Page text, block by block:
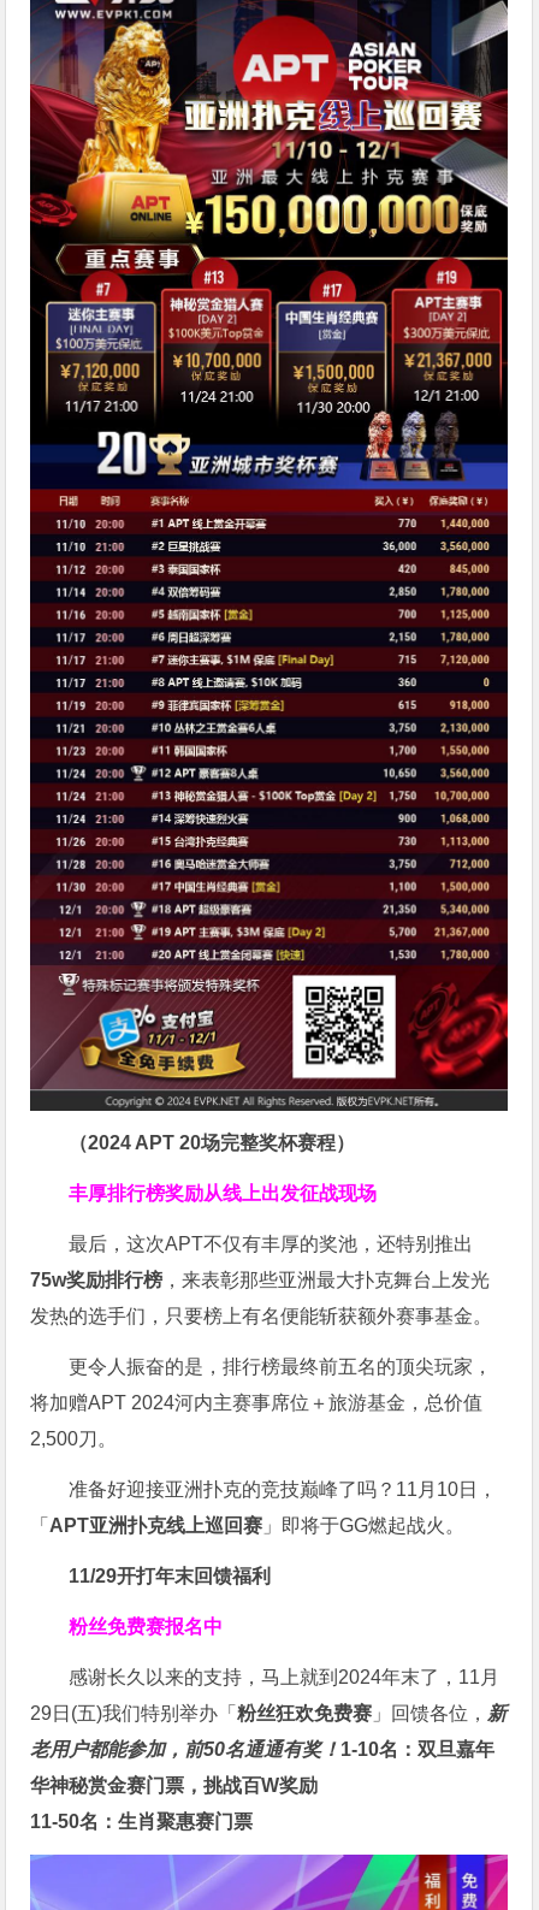
（2024 APT 20场完整奖杯赛程）
丰厚排行榜奖励从线上出发征战现场
最后，这次APT不仅有丰厚的奖池，还特别推出
75w奖励排行榜 ，来表彰那些亚洲最大扑克舞台上发光
发热的选手们，只要榜上有名便能斩获额外赛事基金。
更令人振奋的是，排行榜最终前五名的顶尖玩家，
将加赠APT 2024河内主赛事席位＋旅游基金，总价值
2,500刀。
准备好迎接亚洲扑克的竞技巅峰了吗？11月10日，
「 APT亚洲扑克线上巡回赛 」即将于GG燃起战火。
11/29开打年末回馈福利
粉丝免费赛报名中
感谢长久以来的支持，马上就到2024年末了，11月
29日(五)我们特别举办「粉丝狂欢免费赛 」回馈各位， 新
老用户都能参加，前50名通通有奖！ 1-10名：双旦嘉年
华神秘赏金赛门票，挑战百W奖励
11-50名：生肖聚惠赛门票